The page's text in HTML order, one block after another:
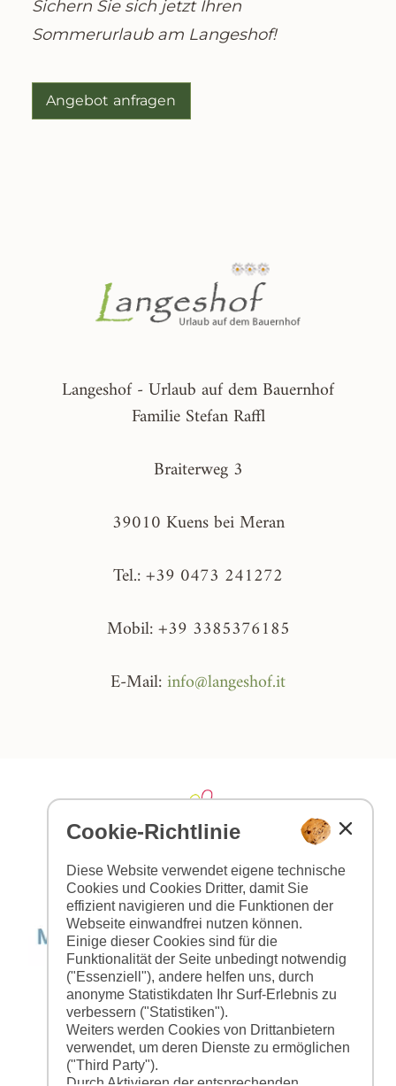
Cookie-Richtlinie
Diese Website verwendet eigene technische
Cookies und Cookies Dritter, damit Sie
effizient navigieren und die Funktionen der
Webseite einwandfrei nutzen können.
Einige dieser Cookies sind für die
Funktionalität der Seite unbedingt notwendig
("Essenziell"), andere helfen uns, durch
anonyme Statistikdaten Ihr Surf-Erlebnis zu
verbessern ("Statistiken").
Weiters werden Cookies von Drittanbietern
verwendet, um deren Dienste zu ermöglichen
("Third Party").
Durch Aktivieren der entsprechenden
Sichern Sie sich jetzt Ihren
Sommerurlaub am Langeshof!
Angebot anfragen
Langeshof - Urlaub auf dem Bauernhof
Familie Stefan Raffl
Braiterweg 3
39010 Kuens bei Meran
Tel.: +39 0473 241272
Mobil: +39 3385376185
E-Mail:info@langeshof.it